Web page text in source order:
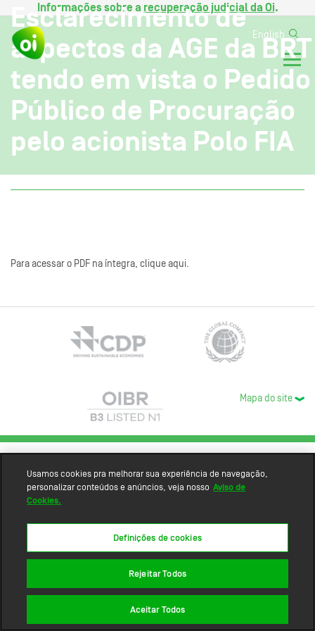
Informações sobre a recuperação judicial da Oi.
English
Esclarecimento de
aspectos da AGE da BRT
tendo em vista o Pedido
Público de Procuração
pelo acionista Polo FIA
Para acessar o PDF na íntegra, clique aqui.
Mapa do site
Usamos cookies pra melhorar sua experiência de navegação,
personalizar conteúdos e anúncios, veja nosso Aviso de
Cookies.
Definições de cookies
Rejeitar Todos
Aceitar Todos